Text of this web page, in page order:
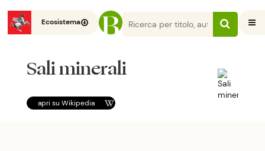
Ecosistema
Sali minerali
apri suWikipedia